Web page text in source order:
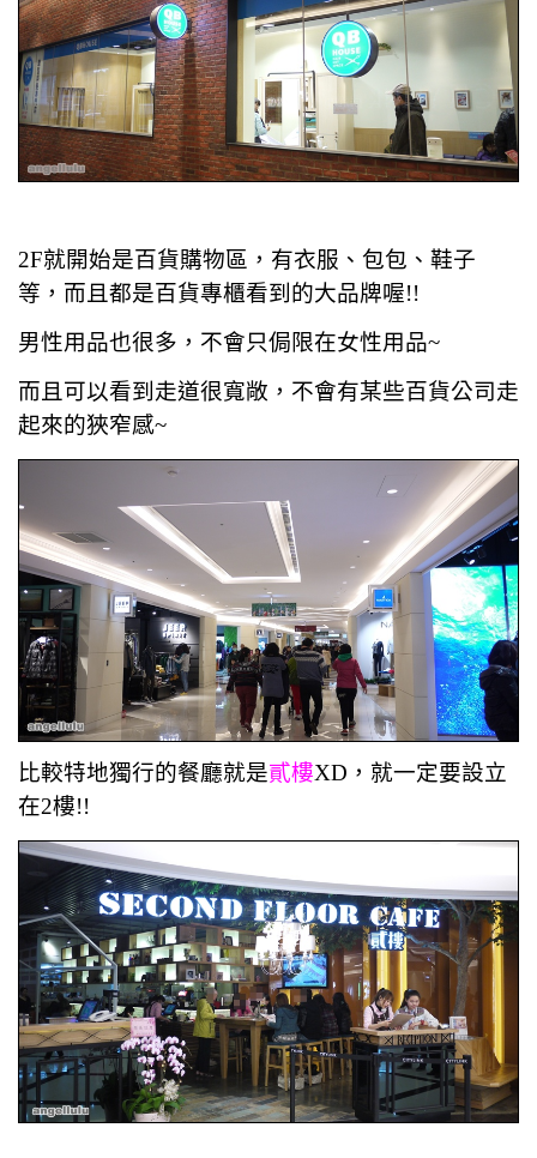
2F就開始是百貨購物區，有衣服、包包、鞋子
等，而且都是百貨專櫃看到的大品牌喔!!
男性用品也很多，不會只侷限在女性用品~
而且可以看到走道很寬敞，不會有某些百貨公司走
起來的狹窄感~
比較特地獨行的餐廳就是貳樓XD，就一定要設立
在2樓!!